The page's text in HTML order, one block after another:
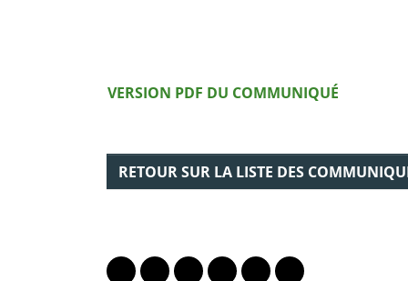
Version PDF
VERSION PDF DU COMMUNIQUÉ
RETOUR SUR LA LISTE DES